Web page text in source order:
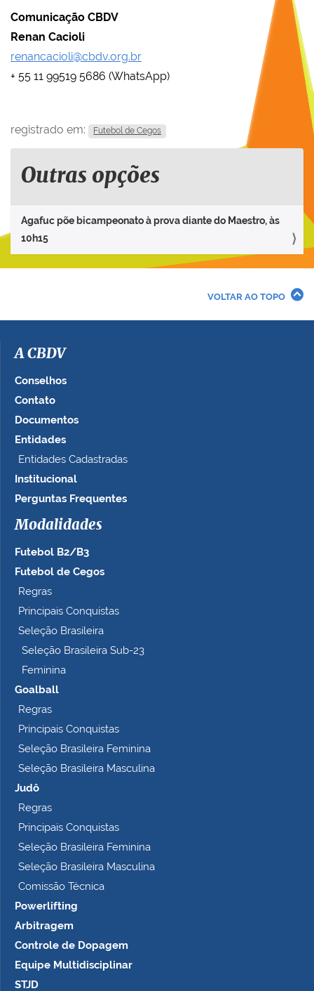
Comunicação CBDV
Renan Cacioli
renancacioli@cbdv.org.br
+ 55 11 99519 5686 (WhatsApp)
registrado em: Futebol de Cegos
Outras opções
Agafuc põe bicampeonato à prova diante do Maestro, às
10h15
VOLTAR AO TOPO
A CBDV
Conselhos
Contato
Documentos
Entidades
Entidades Cadastradas
Institucional
Perguntas Frequentes
Modalidades
Futebol B2/B3
Futebol de Cegos
Regras
Principais Conquistas
Seleção Brasileira
Seleção Brasileira Sub-23
Feminina
Goalball
Regras
Principais Conquistas
Seleção Brasileira Feminina
Seleção Brasileira Masculina
Judô
Regras
Principais Conquistas
Seleção Brasileira Feminina
Seleção Brasileira Masculina
Comissão Técnica
Powerlifting
Arbitragem
Controle de Dopagem
Equipe Multidisciplinar
STJD